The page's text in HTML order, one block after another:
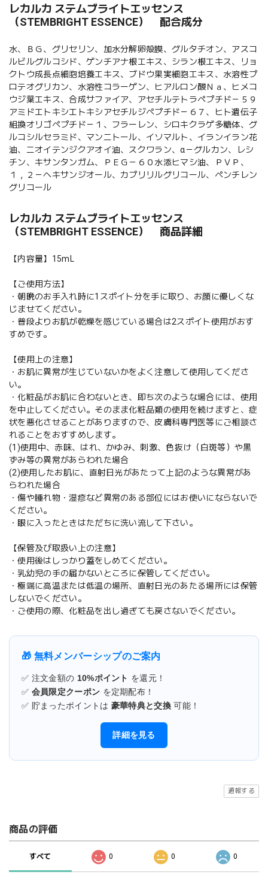
レカルカ ステムブライトエッセンス
（STEMBRIGHT ESSENCE） 配合成分
水、ＢＧ、グリセリン、加水分解卵殻膜、グルタチオン、アスコ
ルビルグルコシド、ゲンチアナ根エキス、シラン根エキス、リョ
クトウ成長点細胞培養エキス、ブドウ果実細胞エキス、水溶性プ
ロテオグリカン、水溶性コラーゲン、ヒアルロン酸Ｎａ、ヒメコ
ウジ葉エキス、合成サファイア、アセチルテトラペプチド－５９
アミドエトキシエトキシアセチルジペプチド－６７、ヒト遺伝子
組換オリゴペプチド－１、フラーレン、シロキクラゲ多糖体、グ
ルコシルセラミド、マンニトール、イソマルト、イランイラン花
油、ニオイテンジクアオイ油、スクワラン、α－グルカン、レシ
チン、キサンタンガム、ＰＥＧ－６０水添ヒマシ油、ＰＶＰ、
１，２－ヘキサンジオール、カプリリルグリコール、ペンチレン
グリコール
レカルカ ステムブライトエッセンス
（STEMBRIGHT ESSENCE） 商品詳細
【内容量】15mL
【ご使用方法】
・朝晩のお手入れ時に1スポイト分を手に取り、お顔に優しくな
じませてください。
・普段よりお肌が乾燥を感じている場合は2スポイト使用がおす
すめです。
【使用上の注意】
・お肌に異常が生じていないかをよく注意して使用してくださ
い。
・化粧品がお肌に合わないとき、即ち次のような場合には、使用
を中止してください。そのまま化粧品類の使用を続けますと、症
状を悪化させることがありますので、皮膚科専門医等にご相談さ
れることをおすすめします。
(1)使用中、赤味、はれ、かゆみ、刺激、色抜け（白斑等）や黒
ずみ等の異常があらわれた場合
(2)使用したお肌に、直射日光があたって上記のような異常があ
らわれた場合
・傷や腫れ物・湿疹など異常のある部位にはお使いにならないで
ください。
・眼に入ったときはただちに洗い流して下さい。
【保管及び取扱い上の注意】
・使用後はしっかり蓋をしめてください。
・乳幼児の手の届かないところに保管してください。
・極端に高温または低温の場所、直射日光のあたる場所には保管
しないでください。
・ご使用の際、化粧品を出し過ぎても戻さないでください。
🎁 無料メンバーシップのご案内
✅ 注文金額の 10%ポイント を還元！
✅ 会員限定クーポン を定期配布！
✅ 貯まったポイントは 豪華特典と交換 可能！
詳細を見る
通報する
商品の評価
すべて 0 0 0